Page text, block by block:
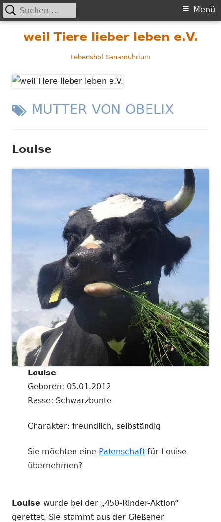
weil Tiere lieber leben e.V.
Lebenshof Sanamuhrium
Primäres
Menü
Menü
Suchen
nach:
SCHLAGWORT:
MUTTER VON OBELIX
Louise
Louise
Geboren: 05.01.2012
Rasse: Schwarzbunte
Charakter: freundlich, selbständig
Sie möchten eine Patenschaft für Louise
übernehmen?
Louise wurde bei der „450-Rinder-Aktion“
gerettet. Sie stammt aus der Gießener